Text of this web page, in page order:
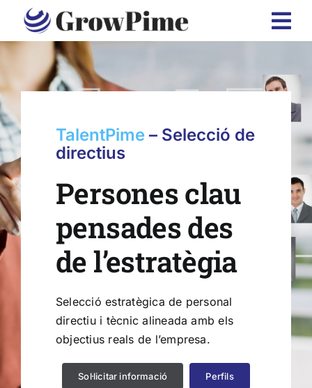
content
TalentPime– Selecció de
directius
Persones clau
pensades des
de l’estratègia
Selecció estratègica de personal
directiu i tècnic alineada amb els
objectius reals de l’empresa.
Sol·licitar informació Perfils